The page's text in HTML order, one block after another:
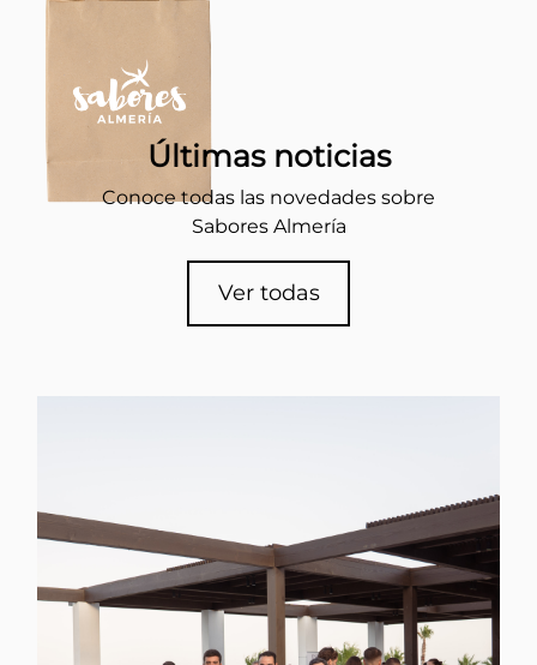
Últimas noticias
Conoce todas las novedades sobre
Sabores Almería
Ver todas